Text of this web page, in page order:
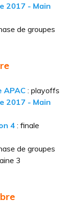
2017 - Main
de groupes
APAC: playoffs
2017 - Main
4 : finale
de groupes
3